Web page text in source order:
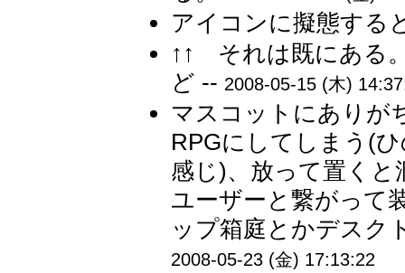
アイコンに擬態する
↑↑ それは既にある
ど -- 2008-05-15 (木)
マスコットにありが
RPGにしてしまう(
感じ)、放って置く
ユーザーと繋がって
ップ箱庭とかデスク
2008-05-23 (金) 17:13:22